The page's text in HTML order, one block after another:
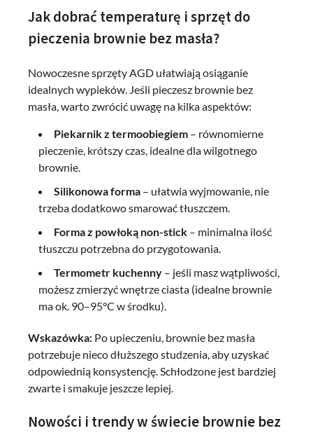
Jak dobrać temperaturę i sprzęt do
pieczenia brownie bez masła?
Nowoczesne sprzęty AGD ułatwiają osiąganie
idealnych wypieków. Jeśli pieczesz brownie bez
masła, warto zwrócić uwagę na kilka aspektów:
Piekarnik z termoobiegiem – równomierne
pieczenie, krótszy czas, idealne dla wilgotnego
brownie.
Silikonowa forma – ułatwia wyjmowanie, nie
trzeba dodatkowo smarować tłuszczem.
Forma z powłoką non-stick – minimalna ilość
tłuszczu potrzebna do przygotowania.
Termometr kuchenny – jeśli masz wątpliwości,
możesz zmierzyć wnętrze ciasta (idealne brownie
ma ok. 90–95°C w środku).
Wskazówka: Po upieczeniu, brownie bez masła
potrzebuje nieco dłuższego studzenia, aby uzyskać
odpowiednią konsystencję. Schłodzone jest bardziej
zwarte i smakuje jeszcze lepiej.
Nowości i trendy w świecie brownie bez